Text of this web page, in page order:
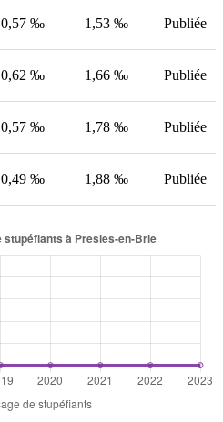
0,57 ‰ 1,53 ‰ Publiée
0,62 ‰ 1,66 ‰ Publiée
0,57 ‰ 1,78 ‰ Publiée
0,49 ‰ 1,88 ‰ Publiée